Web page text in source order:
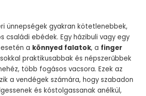
ünnepségek gyakran kötetlenebbek,
családi ebédek. Egy házibuli vagy egy
a könnyed falatok, a finger
praktikusabbak és népszerűbbek
több fogásos vacsora. Ezek az
a vendégek számára, hogy szabadon
és kóstolgassanak anélkül,